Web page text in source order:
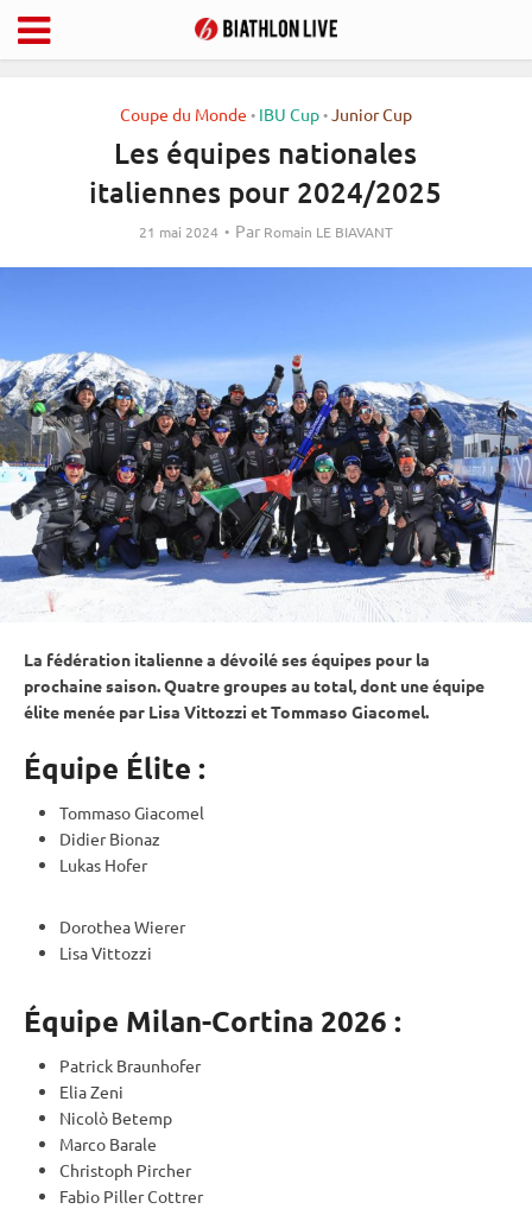
Coupe du Monde • IBU Cup•Junior Cup
Les équipes nationales
italiennes pour 2024/2025
21 mai 2024 Par Romain LE BIAVANT
La fédération italienne a dévoilé ses équipes pour la
prochaine saison. Quatre groupes au total, dont une équipe
élite menée par Lisa Vittozzi et Tommaso Giacomel.
Équipe Élite :
Tommaso Giacomel
Didier Bionaz
Lukas Hofer
Dorothea Wierer
Lisa Vittozzi
Équipe Milan-Cortina 2026 :
Patrick Braunhofer
Elia Zeni
Nicolò Betemp
Marco Barale
Christoph Pircher
Fabio Piller Cottrer